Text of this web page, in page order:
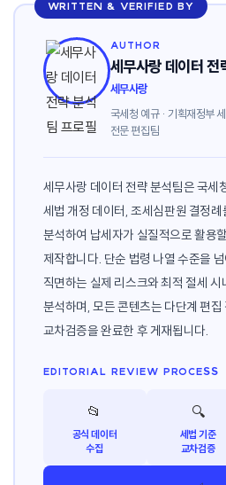
WRITTEN & VERIFIED BY
AUTHOR
세무사랑 데이터 전
세무사랑
국세청 예규 · 기획재정부
전문 편집팀
세무사랑 데이터 전략 분석팀은 국세
세법 개정 데이터, 조세심판원 결정례
분석하여 납세자가 실질적으로 활용
제작합니다. 단순 법령 나열 수준을
직면하는 실제 리스크와 최적 절세
분석하며, 모든 콘텐츠는 다단계 편집
교차검증을 완료한 후 게재됩니다.
EDITORIAL REVIEW PROCESS
📂
공식 데이터
수집
🔍
세법 기준
교차검증